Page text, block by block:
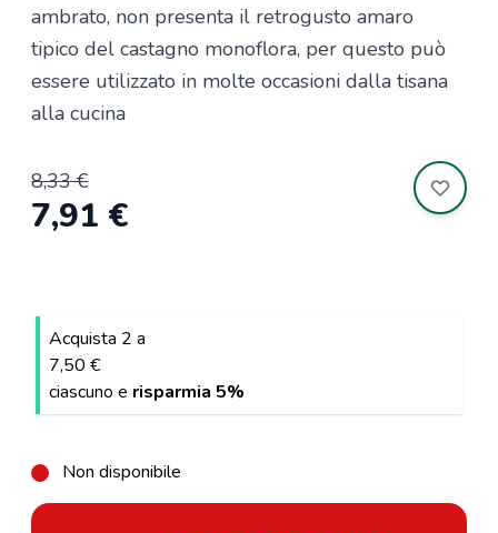
ambrato, non presenta il retrogusto amaro
tipico del castagno monoflora, per questo può
essere utilizzato in molte occasioni dalla tisana
alla cucina
8,33 €
7,91 €
Acquista 2 a
7,50 €
ciascuno e risparmia 5%
Non disponibile